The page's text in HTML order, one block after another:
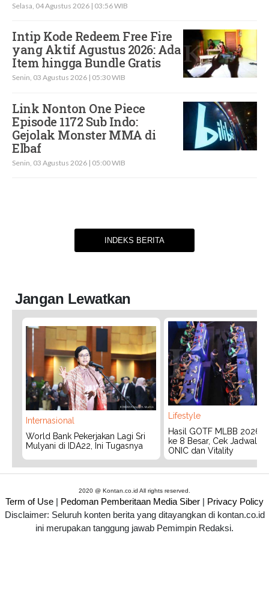
Selasa, 04 Agustus 2026 | 03:56 WIB
Intip Kode Redeem Free Fire
yang Aktif Agustus 2026: Ada
Item hingga Bundle Gratis
Senin, 03 Agustus 2026 | 05:30 WIB
Link Nonton One Piece
Episode 1172 Sub Indo:
Gejolak Monster MMA di
Elbaf
Senin, 03 Agustus 2026 | 05:00 WIB
INDEKS BERITA
Jangan Lewatkan
Internasional
World Bank Pekerjakan Lagi Sri
Mulyani di IDA22, Ini Tugasnya
Lifestyle
Hasil GOTF MLBB 2026:
ke 8 Besar, Cek Jadwal
ONIC dan Vitality
2020 @ Kontan.co.id All rights reserved.
Term of Use | Pedoman Pemberitaan Media Siber | Privacy Policy
Disclaimer: Seluruh konten berita yang ditayangkan di kontan.co.id
ini merupakan tanggung jawab Pemimpin Redaksi.